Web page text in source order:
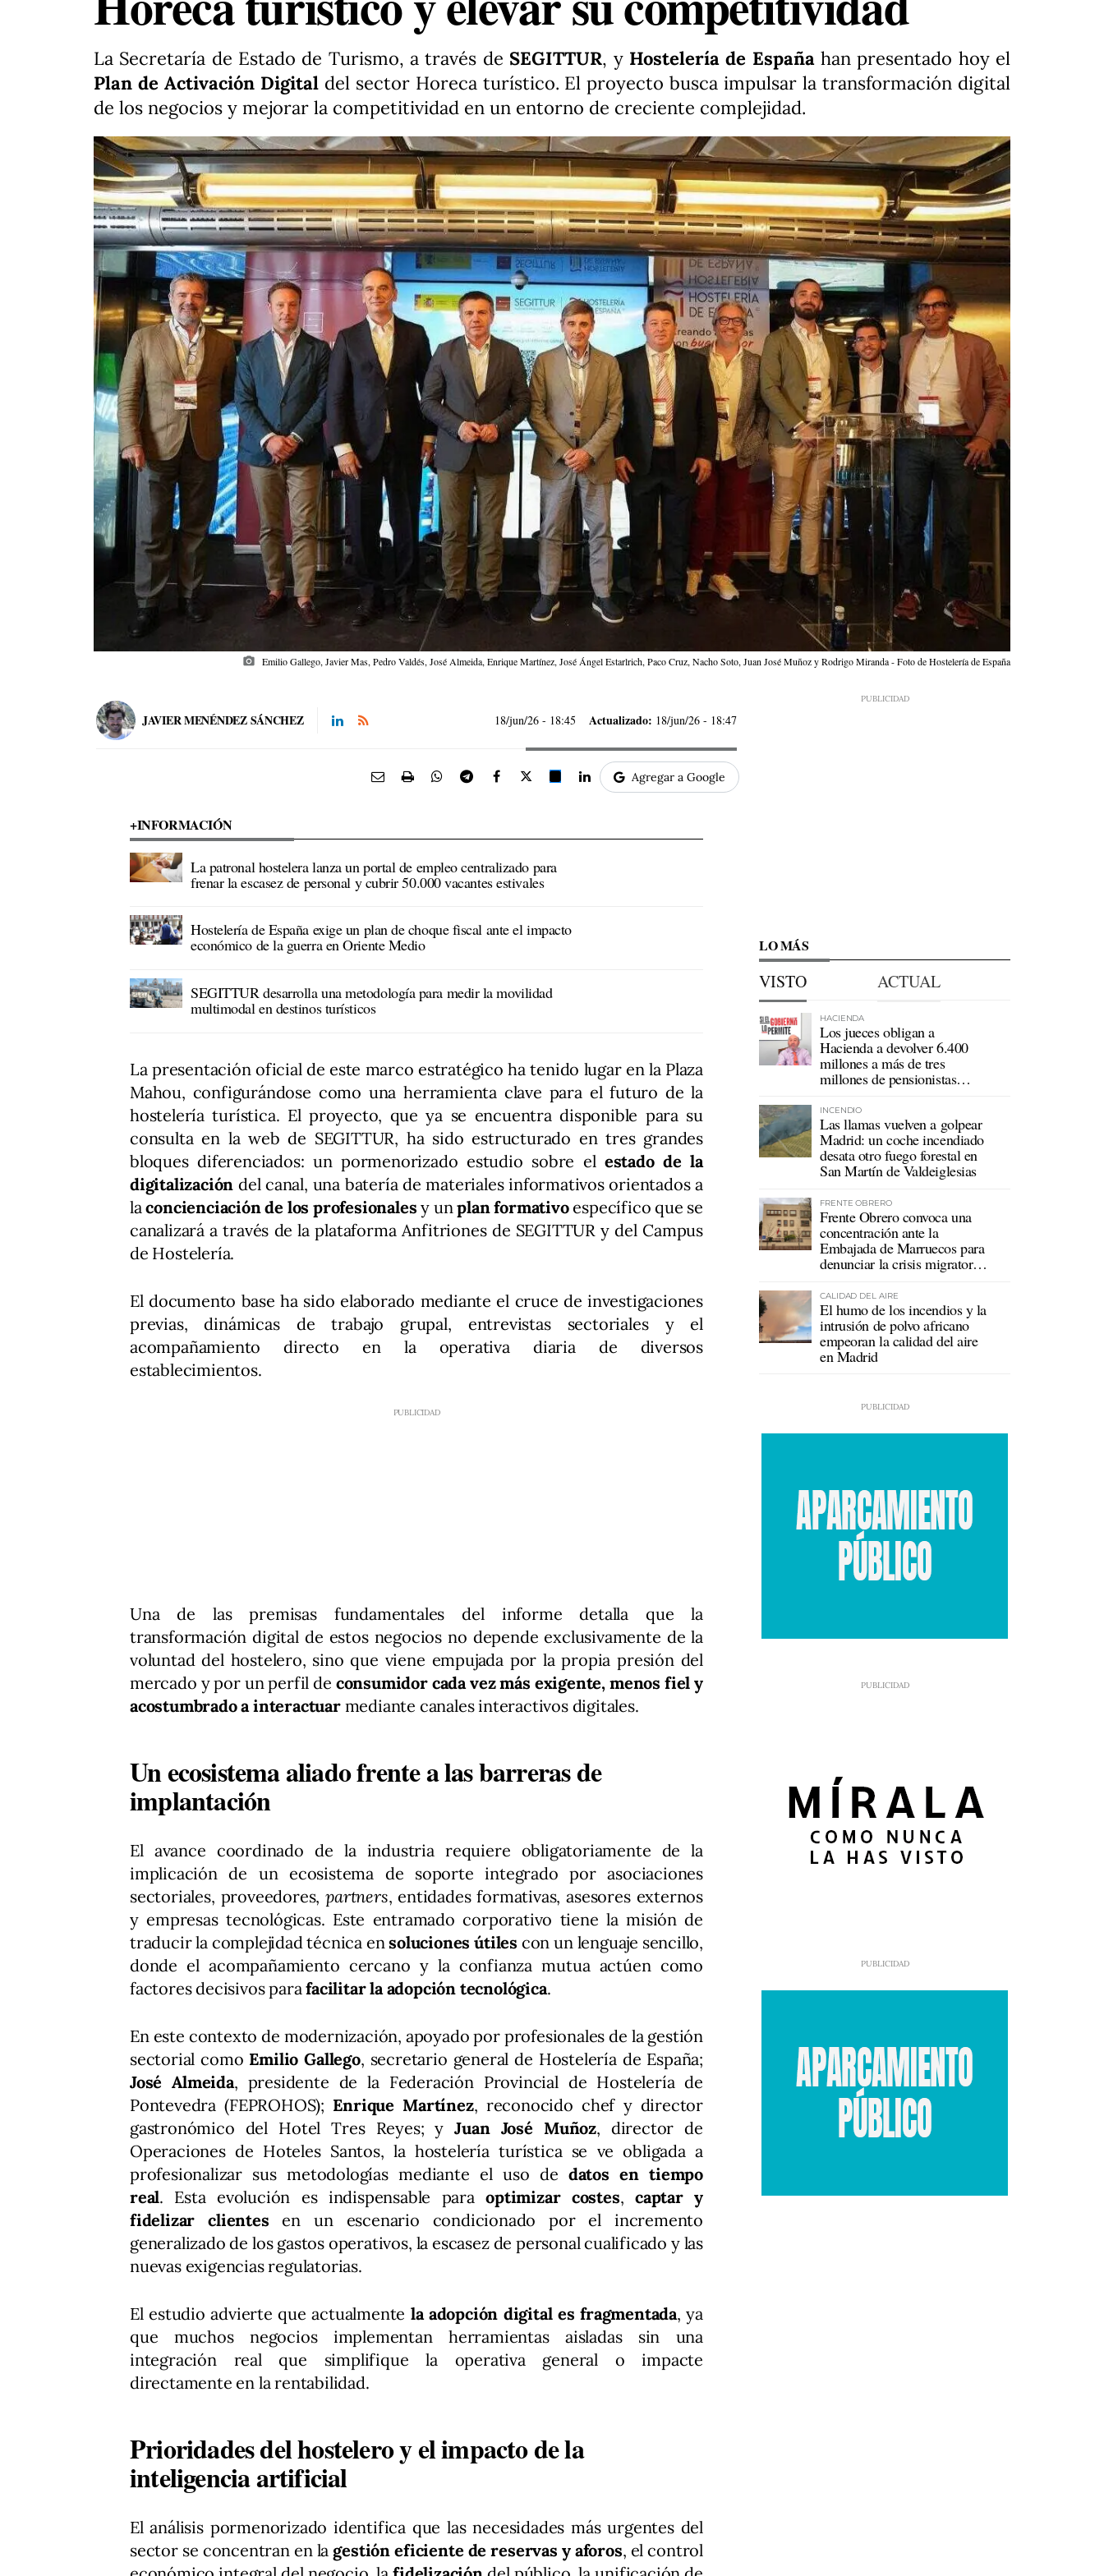
La Secretaría de Estado de Turismo, a través de SEGITTUR, y Hostelería de Españahan presentado hoy el
Plan de Activación Digitaldel sector Horeca turístico. El proyecto busca impulsar la transformación digital
de los negocios y mejorar la competitividad en un entorno de creciente complejidad.
photo_camera Emilio Gallego, Javier Mas, Pedro Valdés, José Almeida, Enrique Martínez, José Ángel Estarlrich, Paco Cruz, Nacho Soto, Juan José Muñoz y Rodrigo Miranda - Foto de Hostelería de España
JAVIER MENÉNDEZ SÁNCHEZ 18/jun/26 - 18:45 Actualizado: 18/jun/26 - 18:47
Agregar a Google
+INFORMACIÓN
La patronal hostelera lanza un portal de empleo centralizado para
frenar la escasez de personal y cubrir 50.000 vacantes estivales
Hostelería de España exige un plan de choque fiscal ante el impacto
económico de la guerra en Oriente Medio
SEGITTUR desarrolla una metodología para medir la movilidad
multimodal en destinos turísticos
La presentación oficial de este marco estratégico ha tenido lugar en la Plaza
Mahou, configurándose como una herramienta clave para el futuro de la
hostelería turística. El proyecto, que ya se encuentra disponible para su
consulta en la web de SEGITTUR, ha sido estructurado en tres grandes
bloques diferenciados: un pormenorizado estudio sobre el estado de la
digitalización del canal, una batería de materiales informativos orientados a
laconcienciación de los profesionales y unplan formativoespecífico que se
canalizará a través de la plataforma Anfitriones de SEGITTUR y del Campus
de Hostelería.
El documento base ha sido elaborado mediante el cruce de investigaciones
previas, dinámicas de trabajo grupal, entrevistas sectoriales y el
acompañamiento directo en la operativa diaria de diversos
establecimientos.
Una de las premisas fundamentales del informe detalla que la
transformación digital de estos negocios no depende exclusivamente de la
voluntad del hostelero, sino que viene empujada por la propia presión del
mercado y por un perfil de consumidor cada vez más exigente, menos fiel y
acostumbrado a interactuarmediante canales interactivos digitales.
Un ecosistema aliado frente a las barreras de
implantación
El avance coordinado de la industria requiere obligatoriamente de la
implicación de un ecosistema de soporte integrado por asociaciones
sectoriales, proveedores,partners, entidades formativas, asesores externos
y empresas tecnológicas. Este entramado corporativo tiene la misión de
traducir la complejidad técnica en soluciones útiles con un lenguaje sencillo,
donde el acompañamiento cercano y la confianza mutua actúen como
factores decisivos parafacilitar la adopción tecnológica.
En este contexto de modernización, apoyado por profesionales de la gestión
sectorial como Emilio Gallego, secretario general de Hostelería de España;
José Almeida, presidente de la Federación Provincial de Hostelería de
Pontevedra (FEPROHOS); Enrique Martínez, reconocido chef y director
gastronómico del Hotel Tres Reyes; yJuan José Muñoz, director de
Operaciones de Hoteles Santos, la hostelería turística se ve obligada a
profesionalizar sus metodologías mediante el uso de datos en tiempo
real. Esta evolución es indispensable paraoptimizar costes, captar y
fidelizar clientes en un escenario condicionado por el incremento
generalizado de los gastos operativos, la escasez de personal cualificado y las
nuevas exigencias regulatorias.
El estudio advierte que actualmente la adopción digital es fragmentada, ya
que muchos negocios implementan herramientas aisladas sin una
integración real que simplifique la operativa general o impacte
directamente en la rentabilidad.
Prioridades del hostelero y el impacto de la
inteligencia artificial
El análisis pormenorizado identifica que las necesidades más urgentes del
sector se concentran en la gestión eficiente de reservas y aforos, el control
LO MÁS
VISTO ACTUAL
HACIENDA
Los jueces obligan a
Hacienda a devolver 6.400
millones a más de tres
millones de pensionistas
INCENDIO
Las llamas vuelven a golpear
Madrid: un coche incendiado
desata otro fuego forestal en
San Martín de Valdeiglesias
FRENTE OBRERO
Frente Obrero convoca una
concentración ante la
Embajada de Marruecos para
denunciar la crisis migratoria
CALIDAD DEL AIRE
El humo de los incendios y la
intrusión de polvo africano
empeoran la calidad del aire
en Madrid